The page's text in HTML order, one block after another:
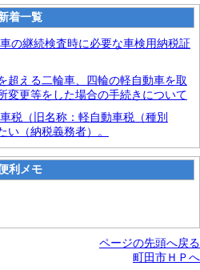
着一覧
の継続検査時に必要な車検用納税証
える二輪車、四輪の軽自動車を取
変更等をした場合の手続きについて
税（旧名称：軽自動車税（種別
い（納税義務者）。
利メモ
ページの先頭へ戻る
町田市ＨＰへ